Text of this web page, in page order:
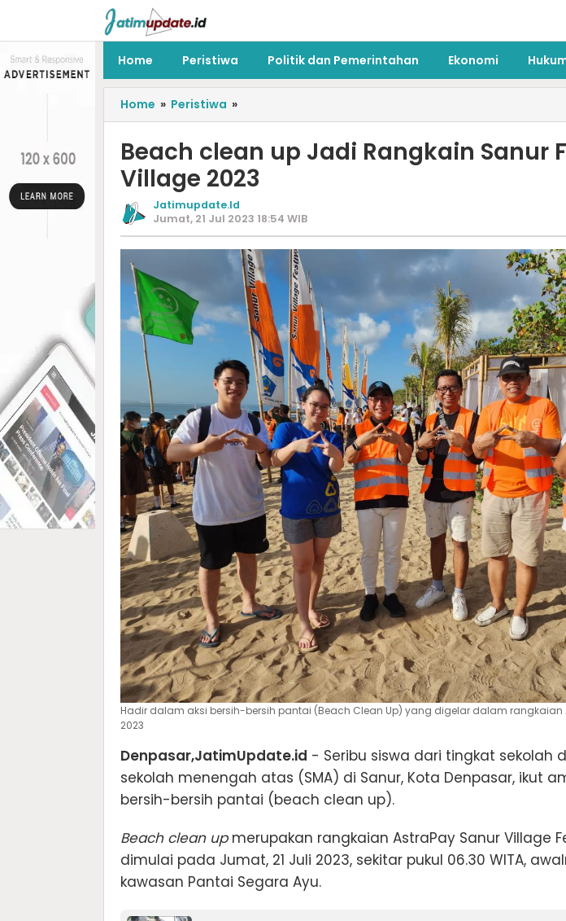
Home Peristiwa Politik dan Pemerintahan Ekonomi
Home » Peristiwa »
Beach clean up Jadi Rangkain Sanur
Village 2023
Jatimupdate.id
Jumat, 21 Jul 2023 18:54 WIB
Hadir dalam aksi bersih-bersih pantai (Beach Clean Up) yang digelar dalam rangkaian
2023
Denpasar,JatimUpdate.id - Seribu siswa dari tingkat sekolah
sekolah menengah atas (SMA) di Sanur, Kota Denpasar, ikut
bersih-bersih pantai (beach clean up).
Beach clean up merupakan rangkaian AstraPay Sanur Village
dimulai pada Jumat, 21 Juli 2023, sekitar pukul 06.30 WITA,
kawasan Pantai Segara Ayu.